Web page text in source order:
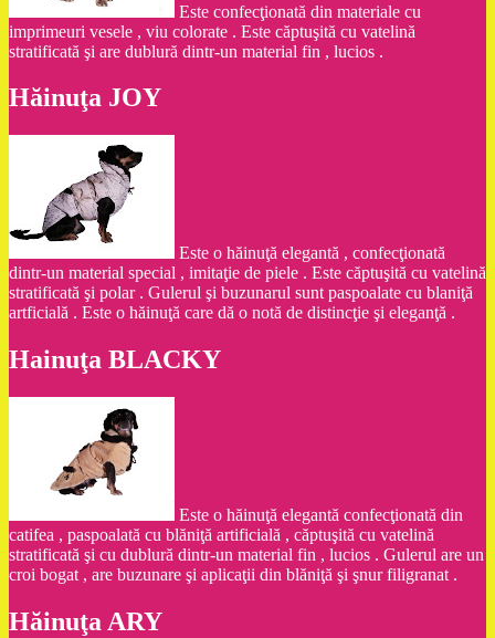
Este confecţionată din materiale cu
imprimeuri vesele , viu colorate . Este căptuşită cu vatelină
stratificată şi are dublură dintr-un material fin , lucios .
Hăinuţa JOY
Este o hăinuţă elegantă , confecţionată
dintr-un material special , imitaţie de piele . Este căptuşită cu vatelină
stratificată şi polar . Gulerul şi buzunarul sunt paspoalate cu blaniţă
artficială . Este o hăinuţă care dă o notă de distincţie şi eleganţă .
Hainuţa BLACKY
Este o hăinuţă elegantă confecţionată din
catifea , paspoalată cu blăniţă artificială , căptuşită cu vatelină
stratificată şi cu dublură dintr-un material fin , lucios . Gulerul are un
croi bogat , are buzunare şi aplicaţii din blăniţă şi şnur filigranat .
Hăinuţa ARY